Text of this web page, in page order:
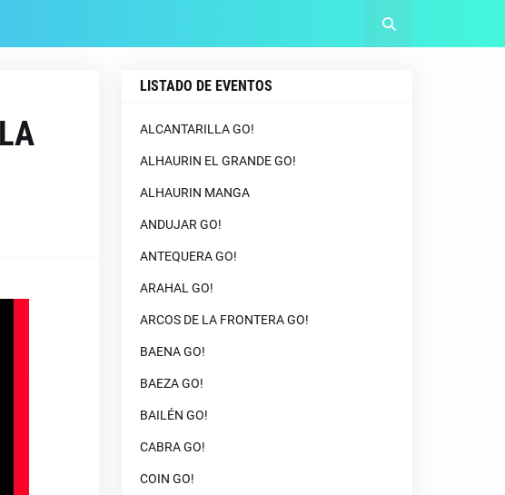
LISTADO DE EVENTOS
ALCANTARILLA GO!
ALHAURIN EL GRANDE GO!
ALHAURIN MANGA
ANDUJAR GO!
ANTEQUERA GO!
ARAHAL GO!
ARCOS DE LA FRONTERA GO!
BAENA GO!
BAEZA GO!
BAILÉN GO!
CABRA GO!
COIN GO!